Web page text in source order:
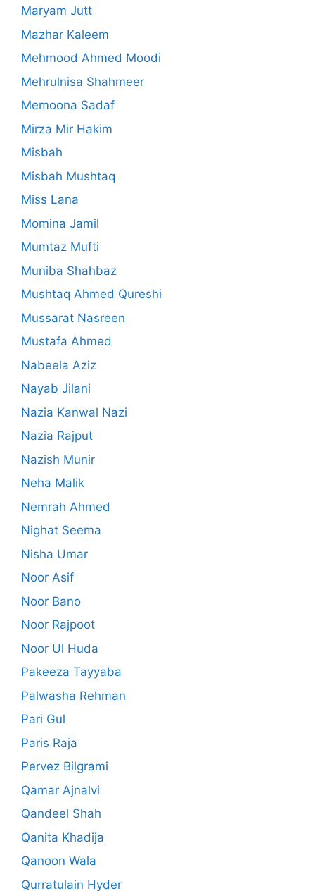
Maryam Jutt
Mazhar Kaleem
Mehmood Ahmed Moodi
Mehrulnisa Shahmeer
Memoona Sadaf
Mirza Mir Hakim
Misbah
Misbah Mushtaq
Miss Lana
Momina Jamil
Mumtaz Mufti
Muniba Shahbaz
Mushtaq Ahmed Qureshi
Mussarat Nasreen
Mustafa Ahmed
Nabeela Aziz
Nayab Jilani
Nazia Kanwal Nazi
Nazia Rajput
Nazish Munir
Neha Malik
Nemrah Ahmed
Nighat Seema
Nisha Umar
Noor Asif
Noor Bano
Noor Rajpoot
Noor Ul Huda
Pakeeza Tayyaba
Palwasha Rehman
Pari Gul
Paris Raja
Pervez Bilgrami
Qamar Ajnalvi
Qandeel Shah
Qanita Khadija
Qanoon Wala
Qurratulain Hyder